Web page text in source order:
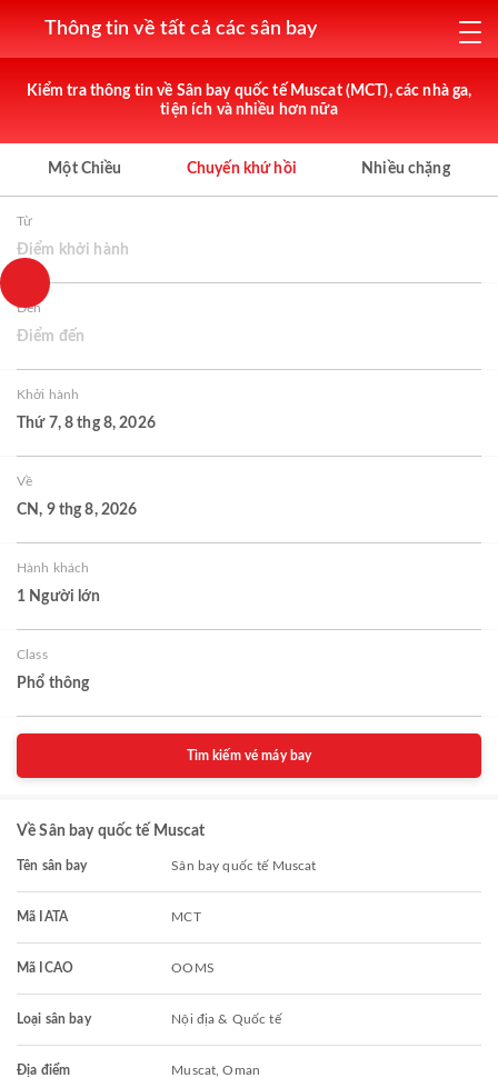
Thông tin về tất cả các sân bay
Kiểm tra thông tin về Sân bay quốc tế Muscat (MCT), các nhà ga,
tiện ích và nhiều hơn nữa
Một Chiều Chuyến khứ hồi Nhiều chặng
Từ
Điểm khởi hành
Đến
Điểm đến
Khởi hành
Thứ 7, 8 thg 8, 2026
Về
CN, 9 thg 8, 2026
Hành khách
1 Người lớn
Class
Phổ thông
Tìm kiếm vé máy bay
Về Sân bay quốc tế Muscat
Tên sân bay Sân bay quốc tế Muscat
Mã IATA MCT
Mã ICAO OOMS
Loại sân bay Nội địa & Quốc tế
Địa điểm Muscat, Oman